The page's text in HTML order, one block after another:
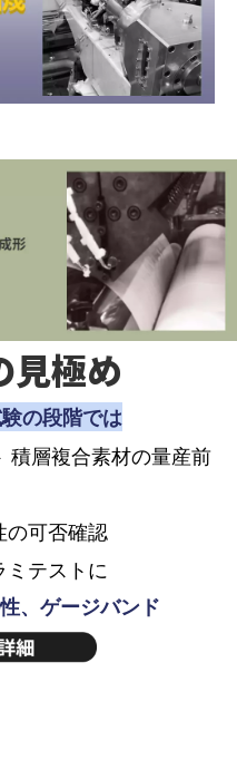
見極め
の段階では
積層複合素材の量産前
の可否確認
テストに
、ゲージバンド